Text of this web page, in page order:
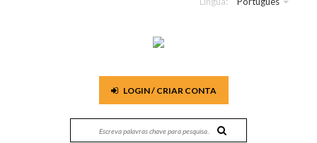
LOGIN / CRIAR CONTA